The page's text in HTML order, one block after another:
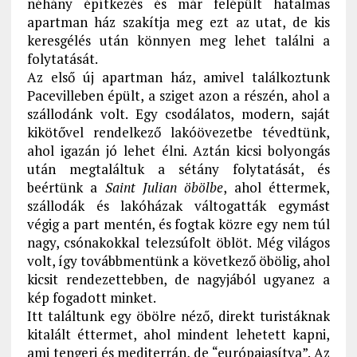
apartman ház szakítja meg ezt az utat, de kis
keresgélés után könnyen meg lehet találni a
folytatását.
Az első új apartman ház, amivel találkoztunk
Pacevilleben épült, a sziget azon a részén, ahol a
szállodánk volt. Egy csodálatos, modern, saját
kikötővel rendelkező lakóövezetbe tévedtünk,
ahol igazán jó lehet élni. Aztán kicsi bolyongás
után megtaláltuk a sétány folytatását, és
beértünk a Saint Julian öbölbe, ahol éttermek,
szállodák és lakóházak váltogatták egymást
végig a part mentén, és fogtak közre egy nem túl
nagy, csónakokkal telezsúfolt öblöt. Még világos
volt, így továbbmentünk a következő öbölig, ahol
kicsit rendezettebben, de nagyjából ugyanez a
kép fogadott minket.
Itt találtunk egy öbölre néző, direkt turistáknak
kitalált éttermet, ahol mindent lehetett kapni,
ami tengeri és mediterrán, de “európaiasítva”. Az